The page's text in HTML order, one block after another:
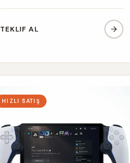
TEKLIF AL
HIZLI SATIŞ